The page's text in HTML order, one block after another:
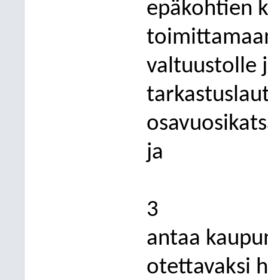
epäkohtien
valtuustolle
ja
3
antaa
otettavaksi